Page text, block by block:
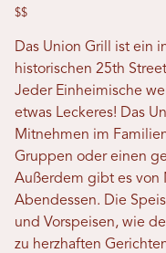
$$
Das Union Grill ist ein
historischen 25th
Jeder Einheimische
etwas Leckeres! Das
Mitnehmen im
Gruppen oder einen
Außerdem gibt es von
Abendessen. Die
und Vorspeisen, wie
zu herzhaften